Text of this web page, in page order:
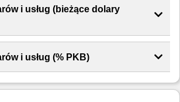
i usług (bieżące dolary
i usług (% PKB)